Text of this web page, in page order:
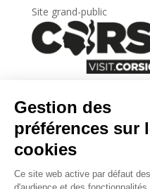
Site grand-public
Newsletter
Inscrivez-vous àla lettre
l’Agence du tourisme de la